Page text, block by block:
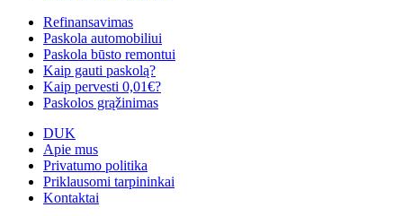
Refinansavimas
Paskola automobiliui
Paskola būsto remontui
Kaip gauti paskolą?
Kaip pervesti 0,01€?
Paskolos grąžinimas
DUK
Apie mus
Privatumo politika
Priklausomi tarpininkai
Kontaktai